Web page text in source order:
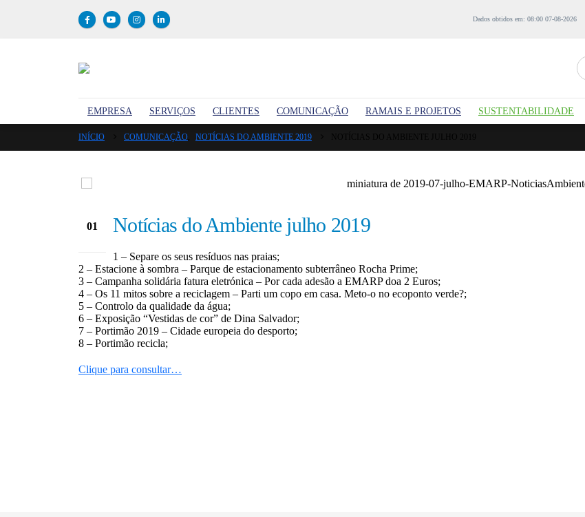
Dados obtidos em: 08:00 07-08-2026
EMPRESA SERVIÇOS CLIENTES COMUNICAÇÃO RAMAIS E PROJETOS SUSTENTABILIDADE
INÍCIO COMUNICAÇÃO NOTÍCIAS DO AMBIENTE 2019
01 Notícias do Ambiente julho 2019
1 – Separe os seus resíduos nas praias;
2 – Estacione à sombra – Parque de estacionamento subterrâneo Rocha Prime;
3 – Campanha solidária fatura eletrónica – Por cada adesão a EMARP doa 2 Euros;
4 – Os 11 mitos sobre a reciclagem – Parti um copo em casa. Meto-o no ecoponto verde?;
5 – Controlo da qualidade da água;
6 – Exposição “Vestidas de cor” de Dina Salvador;
7 – Portimão 2019 – Cidade europeia do desporto;
8 – Portimão recicla;
Clique para consultar…